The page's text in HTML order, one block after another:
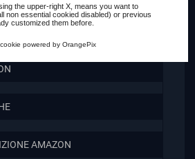
the upper-right X, means you want to
non essential cookied disabled) or previous
customized them before.
powered by OrangePix
AMAZON